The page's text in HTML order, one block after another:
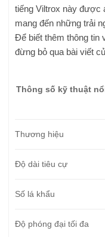
tiếng Viltrox này được
mang đến những trải
Để biết thêm thông tin
đừng bỏ qua bài viết
Thông số kỹ thuật
Thương hiệu
Độ dài tiêu cự
Số lá khẩu
Độ phóng đại tối đa